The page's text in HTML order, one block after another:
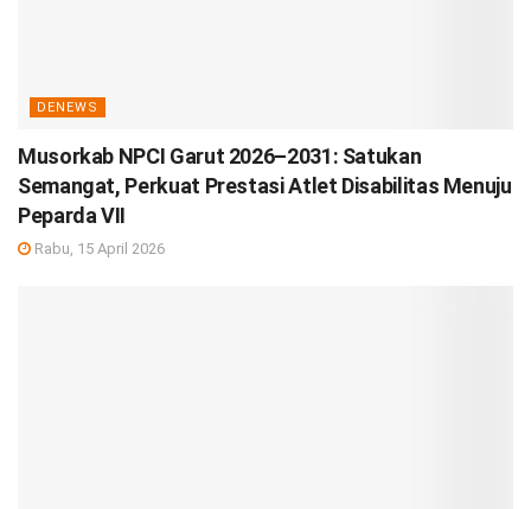
DENEWS
Musorkab NPCI Garut 2026–2031: Satukan
Semangat, Perkuat Prestasi Atlet Disabilitas Menuju
Peparda VII
Rabu, 15 April 2026